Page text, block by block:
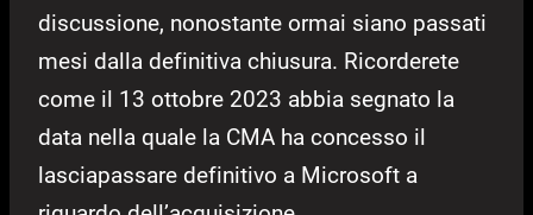
discussione, nonostante ormai siano passati
mesi dalla definitiva chiusura. Ricorderete
come il 13 ottobre 2023 abbia segnato la
data nella quale la CMA ha concesso il
lasciapassare definitivo a Microsoft a